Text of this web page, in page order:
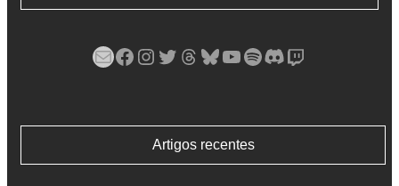
Mail Facebook Instagram Twitter Threads Bluesky YouTube Spotify Discord Twitch
Artigos recentes